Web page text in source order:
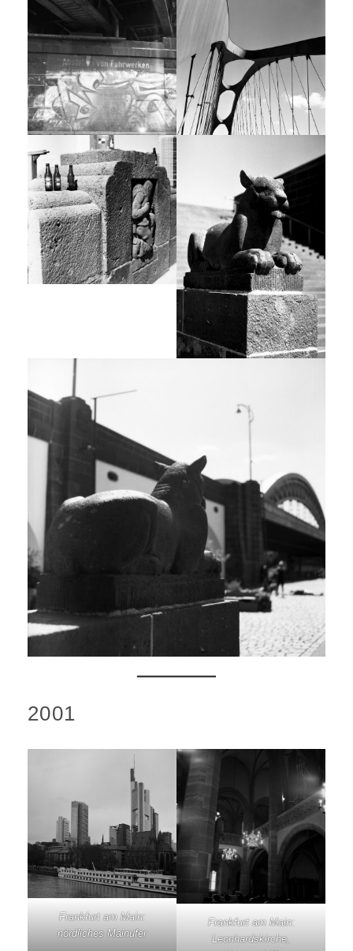
2001
Frankfurt am Main:
nördliches Mainufer
Frankfurt am Main:
Leonhardskirche,